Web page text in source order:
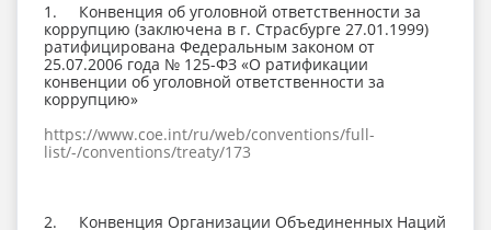
1. Конвенция об уголовной ответственности за
коррупцию (заключена в г. Страсбурге 27.01.1999)
ратифицирована Федеральным законом от
25.07.2006 года № 125-ФЗ «О ратификации
конвенции об уголовной ответственности за
коррупцию»
https://www.coe.int/ru/web/conventions/full-
list/-/conventions/treaty/173
2. Конвенция Организации Объединенных Наций